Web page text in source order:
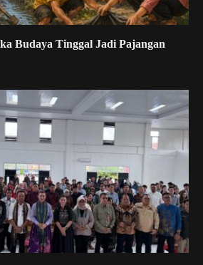
Budaya Tinggal Jadi Pajangan